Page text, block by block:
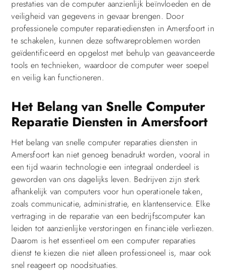
prestaties van de computer aanzienlijk beïnvloeden en de
veiligheid van gegevens in gevaar brengen. Door
professionele computer reparatiediensten in Amersfoort in
te schakelen, kunnen deze softwareproblemen worden
geïdentificeerd en opgelost met behulp van geavanceerde
tools en technieken, waardoor de computer weer soepel
en veilig kan functioneren.
Het Belang van Snelle Computer
Reparatie Diensten in Amersfoort
Het belang van snelle computer reparaties diensten in
Amersfoort kan niet genoeg benadrukt worden, vooral in
een tijd waarin technologie een integraal onderdeel is
geworden van ons dagelijks leven. Bedrijven zijn sterk
afhankelijk van computers voor hun operationele taken,
zoals communicatie, administratie, en klantenservice. Elke
vertraging in de reparatie van een bedrijfscomputer kan
leiden tot aanzienlijke verstoringen en financiële verliezen.
Daarom is het essentieel om een computer reparaties
dienst te kiezen die niet alleen professioneel is, maar ook
snel reageert op noodsituaties.